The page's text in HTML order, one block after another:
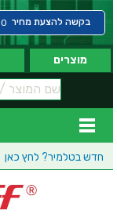
בקשה להצעת מחיר 0
מוצרים
חדש בטלמיר? לחץ כאן